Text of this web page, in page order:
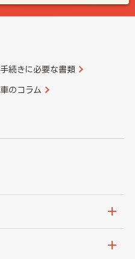
手続きに必要な書類
車のコラム